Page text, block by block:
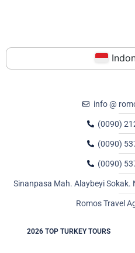
info @
(0090)
(0090)
(0090)
Sinanpasa Mah. Alaybeyi Sokak.
Romos Travel
2026 TOP TURKEY TOURS